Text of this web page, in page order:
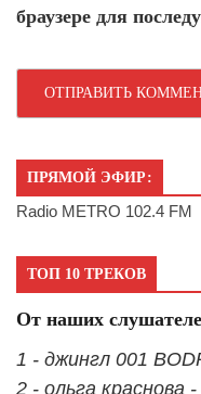
браузере для
ПРЯМОЙ ЭФИР:
Radio METRO 102.4 FM
ТОП 10 ТРЕКОВ
От наших
1 - джингл 001
2 - ольга краснова